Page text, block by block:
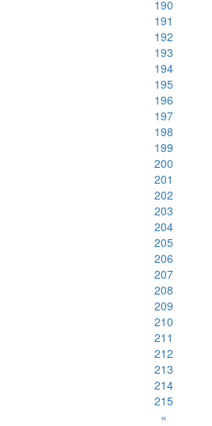
190
191
192
193
194
195
196
197
198
199
200
201
202
203
204
205
206
207
208
209
210
211
212
213
214
215
»